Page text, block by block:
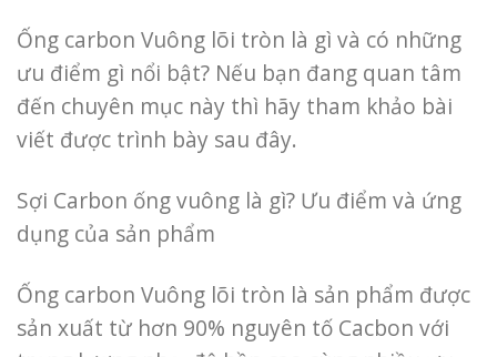
Ống carbon Vuông lõi tròn là gì và có những
ưu điểm gì nổi bật? Nếu bạn đang quan tâm
đến chuyên mục này thì hãy tham khảo bài
viết được trình bày sau đây.
Sợi Carbon ống vuông là gì? Ưu điểm và ứng
dụng của sản phẩm
Ống carbon Vuông lõi tròn là sản phẩm được
sản xuất từ hơn 90% nguyên tố Cacbon với